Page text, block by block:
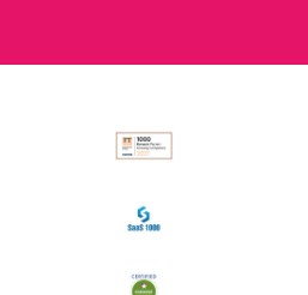
All
Stories